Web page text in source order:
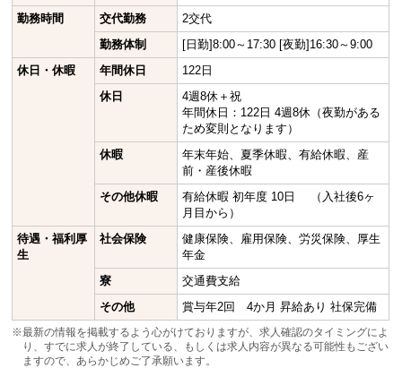
勤務時間
交代勤務
2交代
勤務体制
[日勤]8:00～17:30 [夜勤]16:30～9:00
休日・休暇
年間休日
122日
休日
4週8休＋祝
年間休日：122日 4週8休（夜勤がある
ため変則となります）
休暇
年末年始、夏季休暇、有給休暇、産
前・産後休暇
その他休暇
有給休暇 初年度 10日 （入社後6ヶ
月目から）
待遇・福利厚
生
社会保険
健康保険、雇用保険、労災保険、厚生
年金
寮
交通費支給
その他
賞与年2回 4か月 昇給あり 社保完備
※最新の情報を掲載するよう心がけておりますが、求人確認のタイミングによ
り、すでに求人が終了している、もしくは求人内容が異なる可能性もござい
ますので、あらかじめご了承願います。